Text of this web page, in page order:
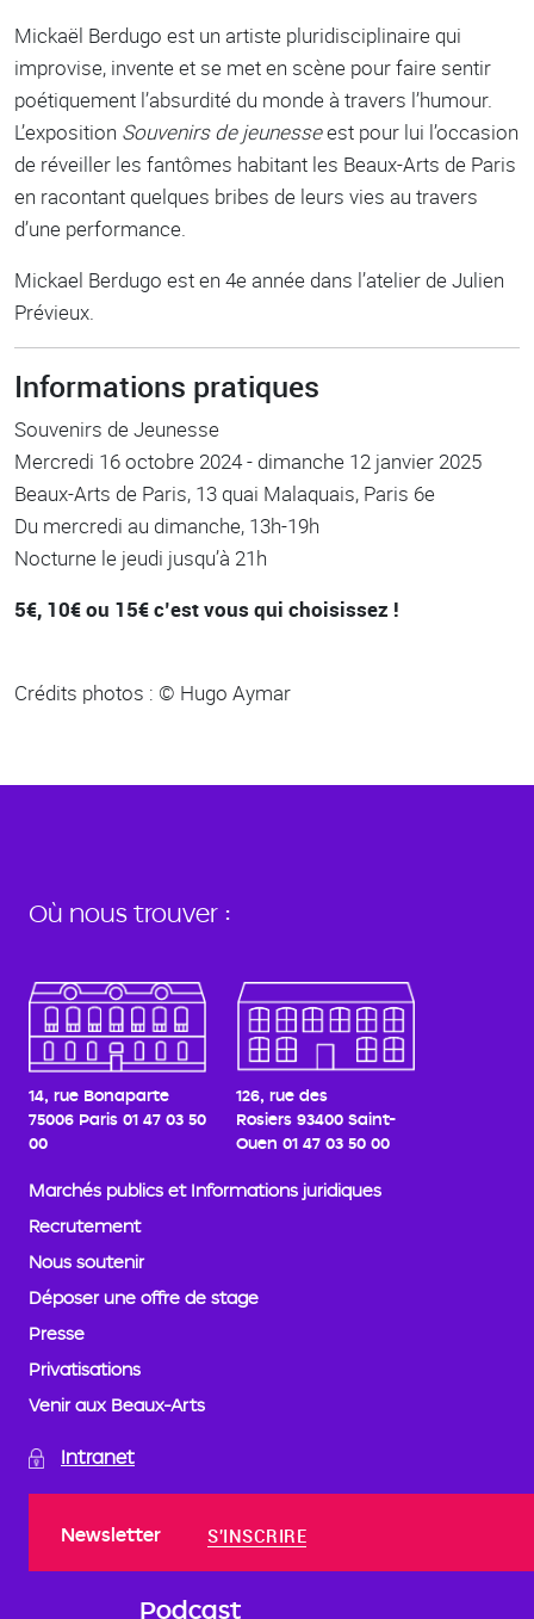
Mickaël Berdugo est un artiste pluridisciplinaire qui
improvise, invente et se met en scène pour faire sentir
poétiquement l’absurdité du monde à travers l’humour.
L’exposition Souvenirs de jeunesseest pour lui l’occasion
de réveiller les fantômes habitant les Beaux-Arts de Paris
en racontant quelques bribes de leurs vies au travers
d’une performance.
Mickael Berdugo est en 4e année dans l’atelier de Julien
Prévieux.
Informations pratiques
Souvenirs de Jeunesse
Mercredi 16 octobre 2024 - dimanche 12 janvier 2025
Beaux-Arts de Paris, 13 quai Malaquais, Paris 6e
Du mercredi au dimanche, 13h-19h
Nocturne le jeudi jusqu’à 21h
5€, 10€ ou 15€ c’est vous qui choisissez !
Crédits photos : © Hugo Aymar
Où nous trouver :
14, rue Bonaparte
75006 Paris 01 47 03 50
00
126, rue des
Rosiers 93400 Saint-
Ouen 01 47 03 50 00
Marchés publics et Informations juridiques
Recrutement
Nous soutenir
Déposer une offre de stage
Presse
Privatisations
Venir aux Beaux-Arts
Intranet
Newsletter S'INSCRIRE
Podcast